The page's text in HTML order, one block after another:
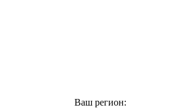
Ваш регион: